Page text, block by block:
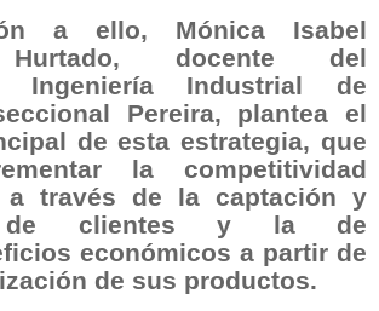
a ello, Mónica Isabel
Hurtado, docente del
Ingeniería Industrial de
Pereira, plantea el
de esta estrategia, que
la competitividad
a través de la captación y
de clientes y la de
económicos a partir de
de sus productos.